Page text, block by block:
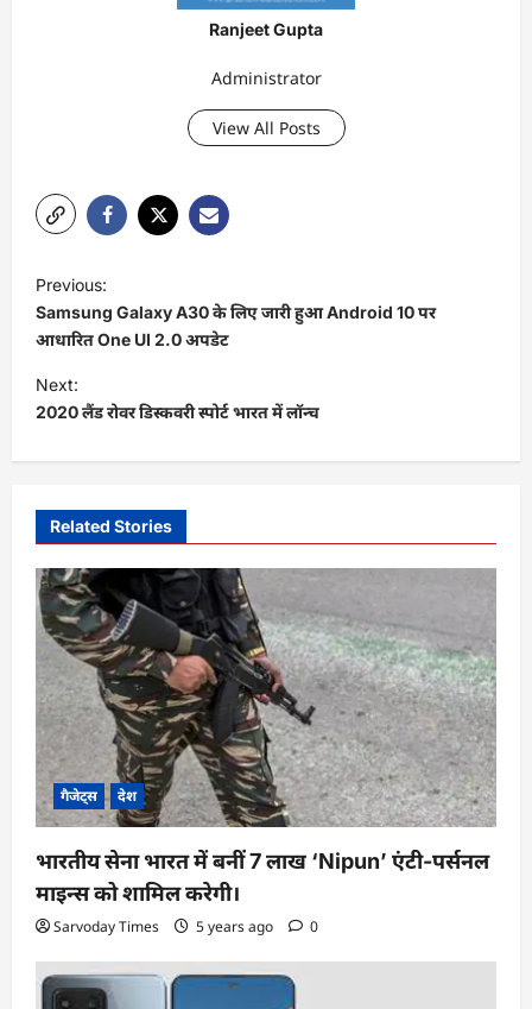
Ranjeet Gupta
Administrator
View All Posts
o
s
t
n
a
g
a
o
n
Previous:
Samsung Galaxy A30 के लिए जारी हुआ Android 10 पर
आधारित One UI 2.0 अपडेट
Next:
2020 लैंड रोवर डिस्कवरी स्पोर्ट भारत में लॉन्च
Related Stories
गैजेट्स देश
भारतीय सेना भारत में बनीं 7 लाख ‘Nipun’ एंटी-पर्सनल
माइन्स को शामिल करेगी।
Sarvoday Times 5 years ago 0